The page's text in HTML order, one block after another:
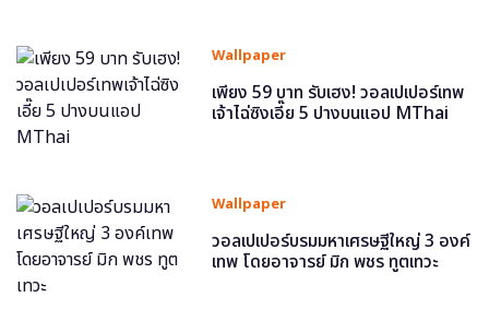
Wallpaper
เพียง 59 บาท รับเฮง! วอลเปเปอร์เทพ
เจ้าไฉ่ซิงเอี๊ย 5 ปางบนแอป MThai
Wallpaper
วอลเปเปอร์บรมมหาเศรษฐีใหญ่ 3 องค์
เทพ โดยอาจารย์ มิก พชร ทูตเทวะ